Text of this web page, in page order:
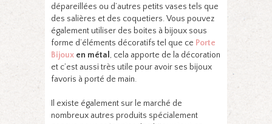
dépareillées ou d’autres petits vases tels que
des salières et des coquetiers. Vous pouvez
également utiliser des boites à bijoux sous
forme d’éléments décoratifs tel que ce Porte
Bijoux en métal , cela apporte de la décoration
et c’est aussi très utile pour avoir ses bijoux
favoris à porté de main.
Il existe également sur le marché de
nombreux autres produits spécialement